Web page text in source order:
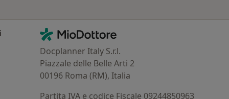
Contatti
MioDottore - Homepage
Docplanner Italy S.r.l.
Piazzale delle Belle Arti 2
00196 Roma (RM), Italia
Partita IVA e codice Fiscale 09244850963